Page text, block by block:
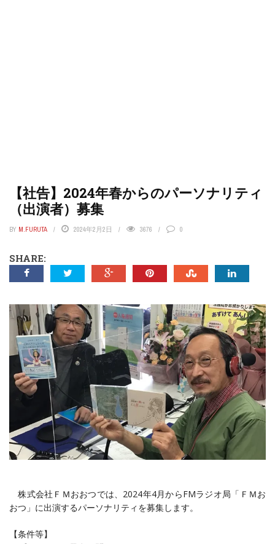
【社告】2024年春からのパーソナリティ
（出演者）募集
BY M.FURUTA 2024年2月2日 3676 0
SHARE:
株式会社ＦＭおおつでは、 2024年4月からFMラジオ局「ＦＭお
おつ」に出演するパーソナリティを募集します。
【条件等】